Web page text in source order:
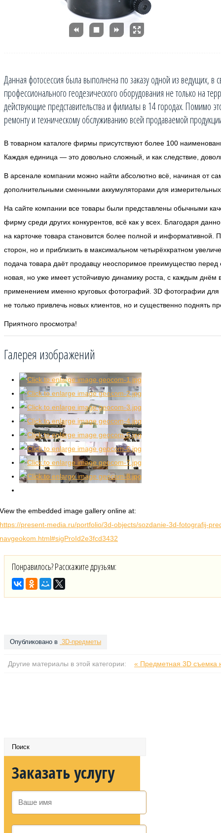
Данная фотосессия была выполнена по заказу одной из ведущих,
профессионального геодезического оборудования не только на
действующие представительства и филиалы в 14 городах.
ремонту и техническому обслуживанию всей продаваемой
В товарном каталоге фирмы присутствуют более 100
Каждая единица — это довольно сложный, и как следствие,
В арсенале компании можно найти абсолютно всё, начиная от
дополнительными сменными аккумуляторами для
На сайте компании все товары были представлены обычными
фирму среди других конкурентов, всё как у всех. Благодаря
на карточке товара становится более полной и информативной.
сторон, но и приблизить в максимальном четырёхкратном
подача товара даёт продавцу неоспоримое преимущество
новая, но уже имеет устойчивую динамику роста, с каждым днём
применением именно круговых фотографий. 3D фотографии
не только привлечь новых клиентов, но и существенно поднять
Приятного просмотра!
Галерея изображений
View the embedded image gallery online at:
https://present-media.ru/portfolio/3d-objects/sozdanie-3d-fotografij-
navgeokom.html#sigProId2e3fcd3432
Понравилось? Расскажите друзьям:
Опубликовано в 3D-предметы
Другие материалы в этой категории: « Предметная 3D съемка
Заказать услугу